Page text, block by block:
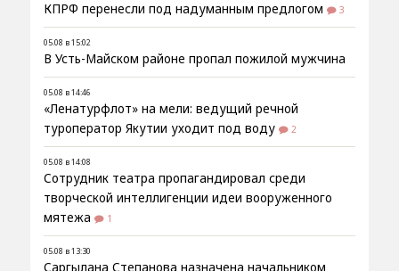
КПРФ перенесли под надуманным предлогом
3
05.08 в 15:02
В Усть-Майском районе пропал пожилой мужчина
05.08 в 14:46
«Ленатурфлот» на мели: ведущий речной
туроператор Якутии уходит под воду
2
05.08 в 14:08
Сотрудник театра пропагандировал среди
творческой интеллигенции идеи вооруженного
мятежа
1
05.08 в 13:30
Саргылана Степанова назначена начальником